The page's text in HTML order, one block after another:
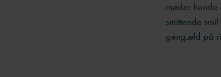
møder
smittende
gengæld på